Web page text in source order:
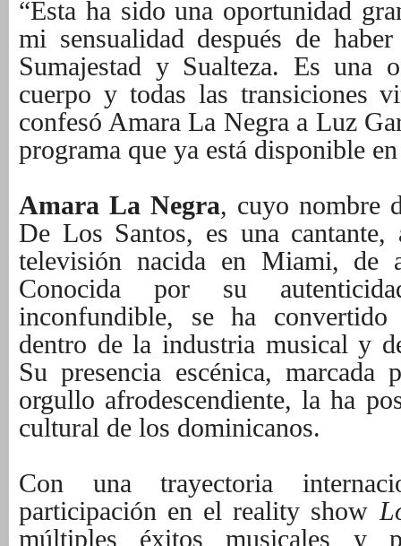
“Esta ha sido una oportunidad
mi sensualidad después de
Sumajestad y Sualteza. Es una
cuerpo y todas las transiciones
confesó Amara La Negra a Luz
programa que ya está disponible
Amara La Negra, cuyo nombre
De Los Santos, es una
televisión nacida en Miami, de
Conocida por su
inconfundible, se ha
dentro de la industria musical y
Su presencia escénica,
orgullo afrodescendiente, la ha
cultural de los dominicanos.
Con una trayectoria
participación en el reality show
múltiples éxitos musicales y